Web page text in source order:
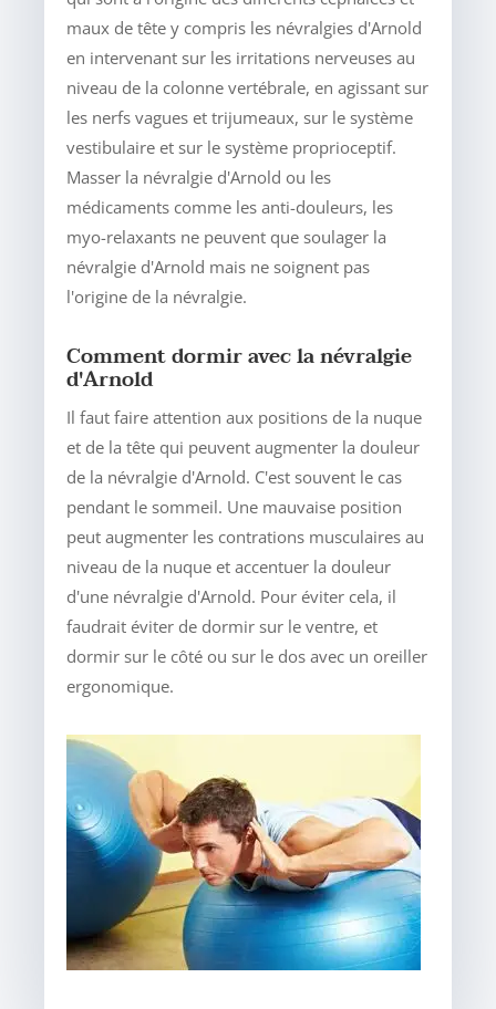
maux de tête y compris les névralgies d'Arnold
en intervenant sur les irritations nerveuses au
niveau de la colonne vertébrale, en agissant sur
les nerfs vagues et trijumeaux, sur le système
vestibulaire et sur le système proprioceptif.
Masser la névralgie d'Arnold ou les
médicaments comme les anti-douleurs, les
myo-relaxants ne peuvent que soulager la
névralgie d'Arnold mais ne soignent pas
l'origine de la névralgie.
Comment dormir avec la névralgie
d'Arnold
Il faut faire attention aux positions de la nuque
et de la tête qui peuvent augmenter la douleur
de la névralgie d'Arnold. C'est souvent le cas
pendant le sommeil. Une mauvaise position
peut augmenter les contrations musculaires au
niveau de la nuque et accentuer la douleur
d'une névralgie d'Arnold. Pour éviter cela, il
faudrait éviter de dormir sur le ventre, et
dormir sur le côté ou sur le dos avec un oreiller
ergonomique.